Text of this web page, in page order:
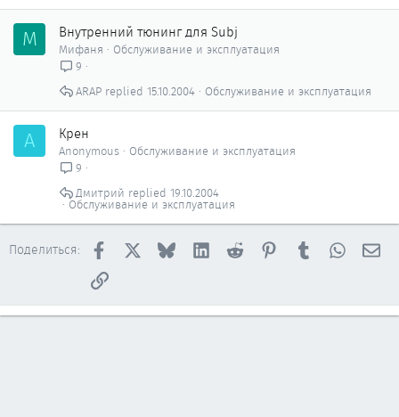
М Внутренний тюнинг для Subj
Мифаня
Обслуживание и эксплуатация
9
Обслуживание и эксплуатация
15.10.2004
ARAP
A Крен
Anonymous
Обслуживание и эксплуатация
9
Обслуживание и эксплуатация
19.10.2004
Дмитрий
Поделиться: Facebook BlueskyLinkedInReddit PinterestTumblr
Ссылка